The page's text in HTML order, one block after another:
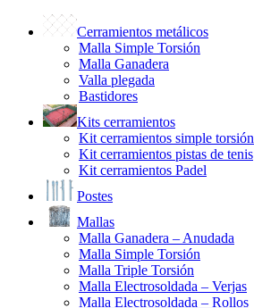
Cerramientos metálicos
Malla Simple Torsión
Malla Ganadera
Valla plegada
Bastidores
Kits cerramientos
Kit cerramientos simple torsión
Kit cerramientos pistas de tenis
Kit cerramientos Padel
Postes
Mallas
Malla Ganadera – Anudada
Malla Simple Torsión
Malla Triple Torsión
Malla Electrosoldada – Verjas
Malla Electrosoldada – Rollos